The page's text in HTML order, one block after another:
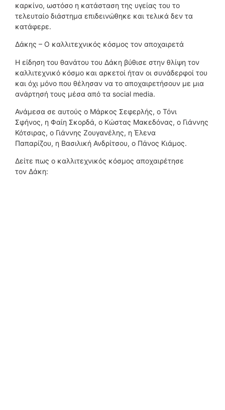
καρκίνο, ωστόσο η κατάσταση της υγείας του το
τελευταίο διάστημα επιδεινώθηκε και τελικά δεν τα
κατάφερε.
Δάκης – Ο καλλιτεχνικός κόσμος τον αποχαιρετά
Η είδηση του θανάτου του Δάκη βύθισε στην θλίψη τον
καλλιτεχνικό κόσμο και αρκετοί ήταν οι συνάδερφοί του
και όχι μόνο που θέλησαν να το αποχαιρετήσουν με μια
ανάρτησή τους μέσα από τα social media.
Ανάμεσα σε αυτούς ο Μάρκος Σεφερλής, ο Τόνι
Σφήνος, η Φαίη Σκορδά, ο Κώστας Μακεδόνας, ο Γιάννης
Κότσιρας, ο Γιάννης Ζουγανέλης, η Έλενα
Παπαρίζου, η Βασιλική Ανδρίτσου, ο Πάνος Κιάμος.
Δείτε πως ο καλλιτεχνικός κόσμος αποχαιρέτησε
τον Δάκη: